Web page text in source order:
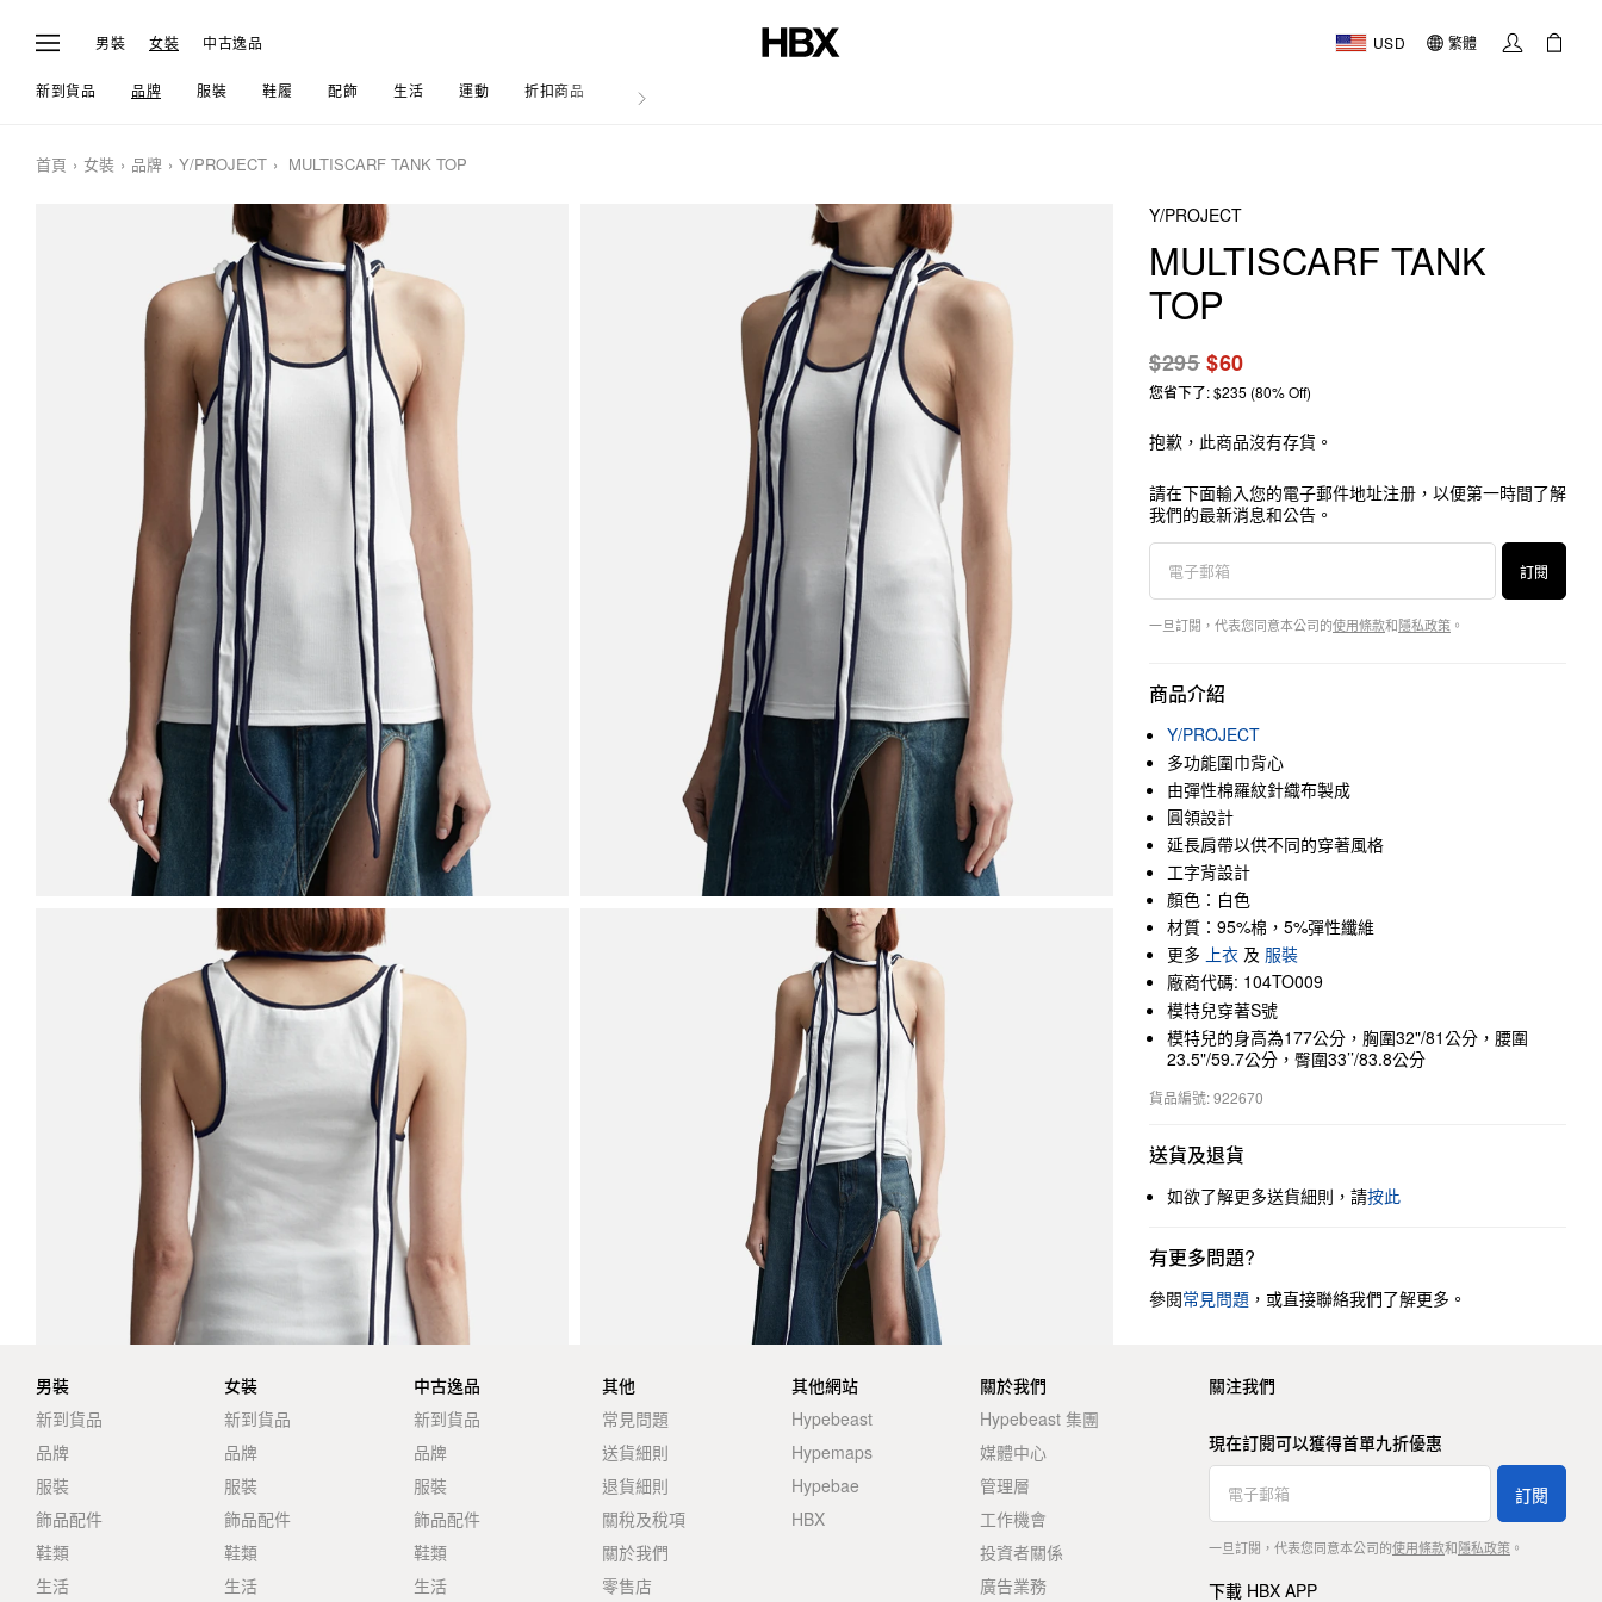
男裝 女裝 中古逸品 USD 繁體
新到貨品 品牌 服裝 鞋履 配飾 生活 運動 折扣商品 文章
首頁 女裝 品牌 Y/PROJECT MULTISCARF TANK TOP
Y/PROJECT
MULTISCARF TANK
TOP
$295$60
您省下了: $235 (80% Off)
抱歉，此商品沒有存貨。
請在下面輸入您的電子郵件地址注册，以便第一時間了解
我們的最新消息和公告。
訂閱
一旦訂閱，代表您同意本公司的使用條款和隱私政策 。
商品介紹
Y/PROJECT
多功能圍巾背心
由彈性棉羅紋針織布製成
圓領設計
延長肩帶以供不同的穿著風格
工字背設計
顏色：白色
材質：95%棉，5%彈性纖維
更多 上衣 及 服裝
廠商代碼: 104TO009
模特兒穿著S號
模特兒的身高為177公分，胸圍32"/81公分，腰圍
23.5"/59.7公分，臀圍33’’/83.8公分
貨品編號: 922670
送貨及退貨
如欲了解更多送貨細則，請按此
有更多問題?
參閱常見問題 ，或直接聯絡我們了解更多。
男裝
新到貨品
品牌
服裝
飾品配件
鞋類
生活
女裝
新到貨品
品牌
服裝
飾品配件
鞋類
生活
中古逸品
新到貨品
品牌
服裝
飾品配件
鞋類
生活
其他
常見問題
送貨細則
退貨細則
關稅及稅項
關於我們
零售店
其他網站
Hypebeast
Hypemaps
Hypebae
HBX
關於我們
Hypebeast 集團
媒體中心
管理層
工作機會
投資者關係
廣告業務
關注我們
現在訂閱可以獲得首單九折優惠
訂閱
一旦訂閱，代表您同意本公司的使用條款和隱私政策。
下載 HBX APP